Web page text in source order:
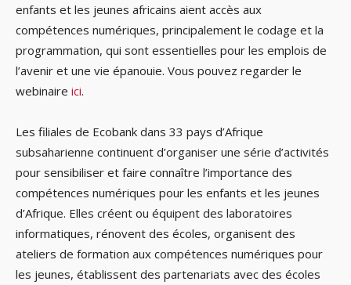
enfants et les jeunes africains aient accès aux
compétences numériques, principalement le codage et la
programmation, qui sont essentielles pour les emplois de
l’avenir et une vie épanouie. Vous pouvez regarder le
webinaire ici.
Les filiales de Ecobank dans 33 pays d’Afrique
subsaharienne continuent d’organiser une série d’activités
pour sensibiliser et faire connaître l’importance des
compétences numériques pour les enfants et les jeunes
d’Afrique. Elles créent ou équipent des laboratoires
informatiques, rénovent des écoles, organisent des
ateliers de formation aux compétences numériques pour
les jeunes, établissent des partenariats avec des écoles